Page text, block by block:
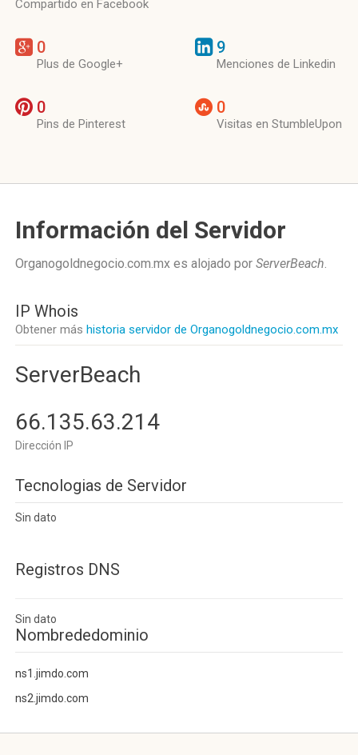
Compartido en Facebook
0
Plus de Google+
9
Menciones de Linkedin
0
Pins de Pinterest
0
Visitas en StumbleUpon
Información del Servidor
Organogoldnegocio.com.mx es alojado por ServerBeach.
IP Whois
Obtener más historia servidor de Organogoldnegocio.com.mx
ServerBeach
66.135.63.214
Dirección IP
Tecnologias de Servidor
Sin dato
Registros DNS
Sin dato
Nombrededominio
ns1.jimdo.com
ns2.jimdo.com